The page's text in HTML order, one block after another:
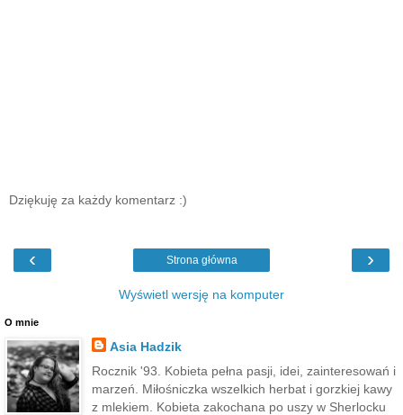
Dziękuję za każdy komentarz :)
‹ ›
Strona główna
Wyświetl wersję na komputer
O mnie
Asia Hadzik
Rocznik '93. Kobieta pełna pasji, idei, zainteresowań i
marzeń. Miłośniczka wszelkich herbat i gorzkiej kawy
z mlekiem. Kobieta zakochana po uszy w Sherlocku